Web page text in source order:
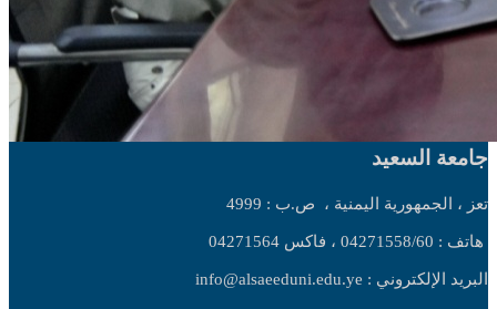
جامعة السعيد
تعز ، الجمهورية اليمنية ، ص.ب : 4999
هاتف : 04271558/60 ، فاكس 04271564
البريد الإلكتروني : info@alsaeeduni.edu.ye